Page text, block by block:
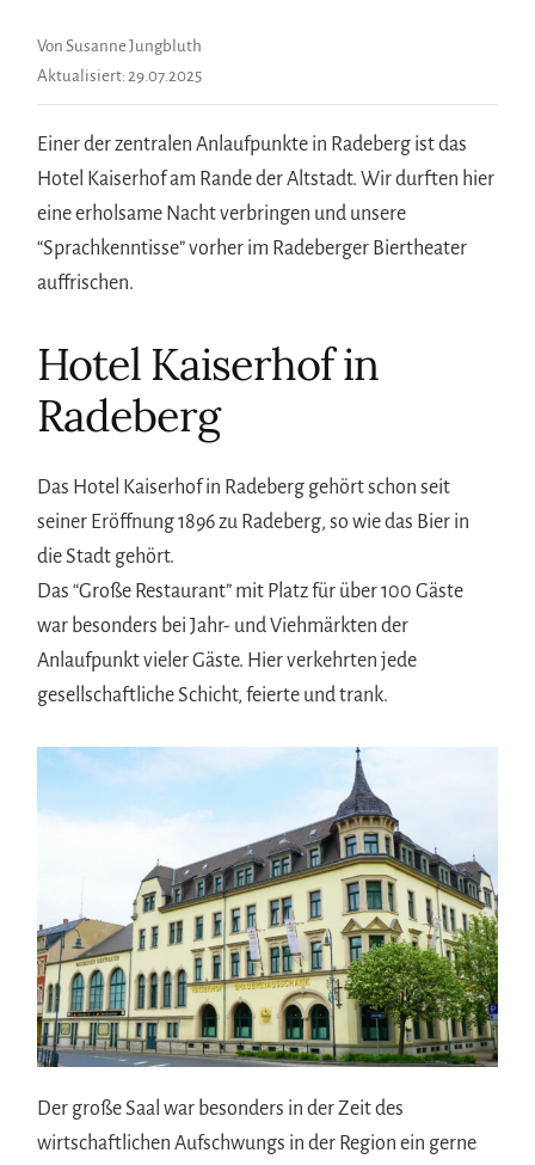
Von Susanne Jungbluth
Aktualisiert: 29.07.2025
Einer der zentralen Anlaufpunkte in Radeberg ist das
Hotel Kaiserhof am Rande der Altstadt. Wir durften hier
eine erholsame Nacht verbringen und unsere
“Sprachkenntisse” vorher im Radeberger Biertheater
auffrischen.
Hotel Kaiserhof in
Radeberg
Das Hotel Kaiserhof in Radeberg gehört schon seit
seiner Eröffnung 1896 zu Radeberg, so wie das Bier in
die Stadt gehört.
Das “Große Restaurant” mit Platz für über 100 Gäste
war besonders bei Jahr- und Viehmärkten der
Anlaufpunkt vieler Gäste. Hier verkehrten jede
gesellschaftliche Schicht, feierte und trank.
Der große Saal war besonders in der Zeit des
wirtschaftlichen Aufschwungs in der Region ein gerne